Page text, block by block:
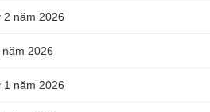
2 năm 2026
2026
1 năm 2026